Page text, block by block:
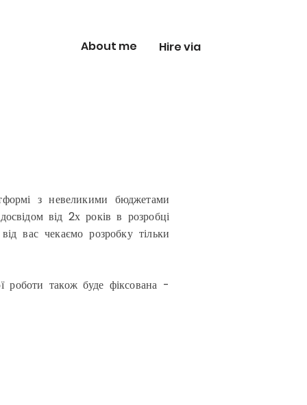
About me Hire via
з невеликими бюджетами
від 2х років в розробці
вас чекаємо розробку тільки
також буде фіксована -